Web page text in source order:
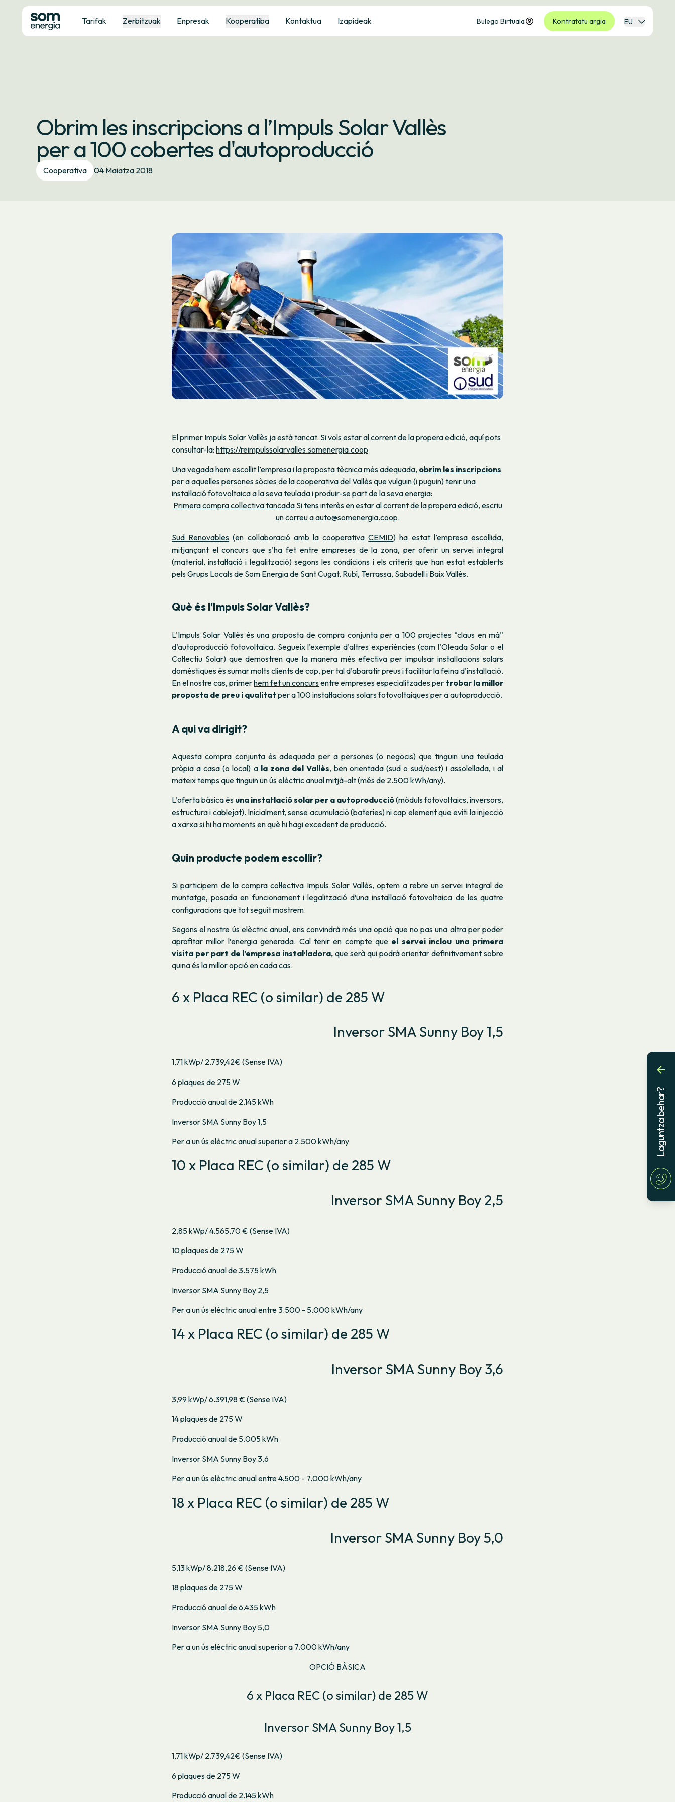
Tarifak Zerbitzuak Enpresak Kooperatiba Kontaktua Izapideak Bulego Birtuala Kontratatu argia EU
Obrim les inscripcions a l’Impuls Solar Vallès
per a 100 cobertes d'autoproducció
Cooperativa 04 Maiatza 2018
El primer Impuls Solar Vallès ja està tancat. Si vols estar al corrent de la propera edició, aquí pots
consultar-la: https://reimpulssolarvalles.somenergia.coop
Una vegada hem escollit l’empresa i la proposta tècnica més adequada, obrim les inscripcions
per a aquelles persones sòcies de la cooperativa del Vallès que vulguin (i puguin) tenir una
instal·lació fotovoltaica a la seva teulada i produir-se part de la seva energia:
Primera compra col·lectiva tancadaSi tens interès en estar al corrent de la propera edició, escriu
un correu a auto@somenergia.coop.
Sud Renovables (en col·laboració amb la cooperativaCEMID) ha estat l’empresa escollida,
mitjançant el concurs que s’ha fet entre empreses de la zona, per oferir un servei integral
(material, instal·lació i legalització) segons les condicions i els criteris que han estat establerts
pels Grups Locals de Som Energia de Sant Cugat, Rubí, Terrassa, Sabadell i Baix Vallès.
Què és l’Impuls Solar Vallès?
L’Impuls Solar Vallès és una proposta de compra conjunta per a 100 projectes “claus en mà”
d’autoproducció fotovoltaica. Segueix l’exemple d’altres experiències (com l’Oleada Solar o el
Col·lectiu Solar) que demostren que la manera més efectiva per impulsar instal·lacions solars
domèstiques és sumar molts clients de cop, per tal d’abaratir preus i facilitar la feina d’instal·lació.
En el nostre cas, primerhem fet un concursentre empreses especialitzades per trobar la millor
proposta de preu i qualitat per a 100 instal·lacions solars fotovoltaiques per a autoproducció.
A qui va dirigit?
Aquesta compra conjunta és adequada per a persones (o negocis) que tinguin una teulada
pròpia a casa (o local) a la zona del Vallès, ben orientada (sud o sud/oest) i assolellada, i al
mateix temps que tinguin un ús elèctric anual mitjà-alt (més de 2.500 kWh/any).
L’oferta bàsica és una instal·lació solar per a autoproducció(mòduls fotovoltaics, inversors,
estructura i cablejat). Inicialment, sense acumulació (bateries) ni cap element que eviti la injecció
a xarxa si hi ha moments en què hi hagi excedent de producció.
Quin producte podem escollir?
Si participem de la compra col·lectiva Impuls Solar Vallès, optem a rebre un servei integral de
muntatge, posada en funcionament i legalització d’una instal·lació fotovoltaica de les quatre
configuracions que tot seguit mostrem.
Segons el nostre ús elèctric anual, ens convindrà més una opció que no pas una altra per poder
aprofitar millor l’energia generada. Cal tenir en compte que el servei inclou una primera
visita per part de l’empresa instal·ladora, que serà qui podrà orientar definitivament sobre
quina és la millor opció en cada cas.
6 x Placa REC (o similar) de 285 W
Inversor SMA Sunny Boy 1,5
1,71 kWp/ 2.739,42€ (Sense IVA)
6 plaques de 275 W
Producció anual de 2.145 kWh
Inversor SMA Sunny Boy 1,5
Per a un ús elèctric anual superior a 2.500 kWh/any
10 x Placa REC (o similar) de 285 W
Inversor SMA Sunny Boy 2,5
2,85 kWp/ 4.565,70 € (Sense IVA)
10 plaques de 275 W
Producció anual de 3.575 kWh
Inversor SMA Sunny Boy 2,5
Per a un ús elèctric anual entre 3.500 - 5.000 kWh/any
14 x Placa REC (o similar) de 285 W
Inversor SMA Sunny Boy 3,6
3,99 kWp/ 6.391,98 € (Sense IVA)
14 plaques de 275 W
Producció anual de 5.005 kWh
Inversor SMA Sunny Boy 3,6
Per a un ús elèctric anual entre 4.500 - 7.000 kWh/any
18 x Placa REC (o similar) de 285 W
Inversor SMA Sunny Boy 5,0
5,13 kWp/ 8.218,26 € (Sense IVA)
18 plaques de 275 W
Producció anual de 6.435 kWh
Inversor SMA Sunny Boy 5,0
Per a un ús elèctric anual superior a 7.000 kWh/any
OPCIÓ BÀSICA
6 x Placa REC (o similar) de 285 W
Inversor SMA Sunny Boy 1,5
1,71 kWp/ 2.739,42€ (Sense IVA)
6 plaques de 275 W
Producció anual de 2.145 kWh
Laguntza behar?